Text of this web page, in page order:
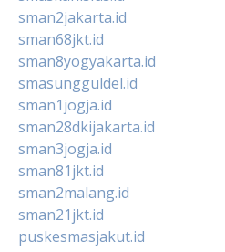
sman2jakarta.id
sman68jkt.id
sman8yogyakarta.id
smasungguldel.id
sman1jogja.id
sman28dkijakarta.id
sman3jogja.id
sman81jkt.id
sman2malang.id
sman21jkt.id
puskesmasjakut.id